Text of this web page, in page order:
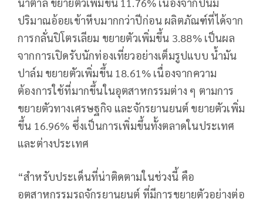
ปริมาณอ้อยเข้าหีบมากกว่าปีก่อน ผลิตภัณฑ์ที่ได้จาก
การกลั่นปิโตรเลียม ขยายตัวเพิ่มขึ้น 3.88% เป็นผล
จากการเปิดรับนักท่องเที่ยวอย่างเต็มรูปแบบ น้ำมัน
ปาล์ม ขยายตัวเพิ่มขึ้น 18.61% เนื่องจากความ
ต้องการใช้ที่มากขึ้นในอุตสาหกรรมต่าง ๆ ตามการ
ขยายตัวทางเศรษฐกิจ และจักรยานยนต์ ขยายตัวเพิ่ม
ขึ้น 16.96% ซึ่งเป็นการเพิ่มขึ้นทั้งตลาดในประเทศ
และต่างประเทศ
“สำหรับประเด็นที่น่าติดตามในช่วงนี้ คือ
อุตสาหกรรมรถจักรยานยนต์ ที่มีการขยายตัวอย่างต่อ